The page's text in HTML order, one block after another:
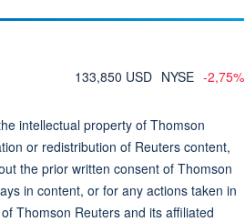
133,850 USD NYSE -2,75%
intellectual property of Thomson
or redistribution of Reuters content,
the prior written consent of Thomson
in content, or for any actions taken in
Thomson Reuters and its affiliated